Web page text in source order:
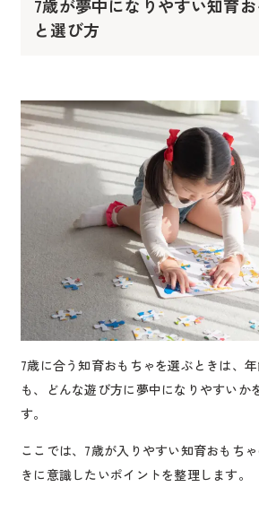
7歳が夢中になりやすい知育
と選び方
7歳に合う知育おもちゃを選ぶときは、
も、どんな遊び方に夢中になりやすいか
す。
ここでは、7歳が入りやすい知育おもち
きに意識したいポイントを整理します。